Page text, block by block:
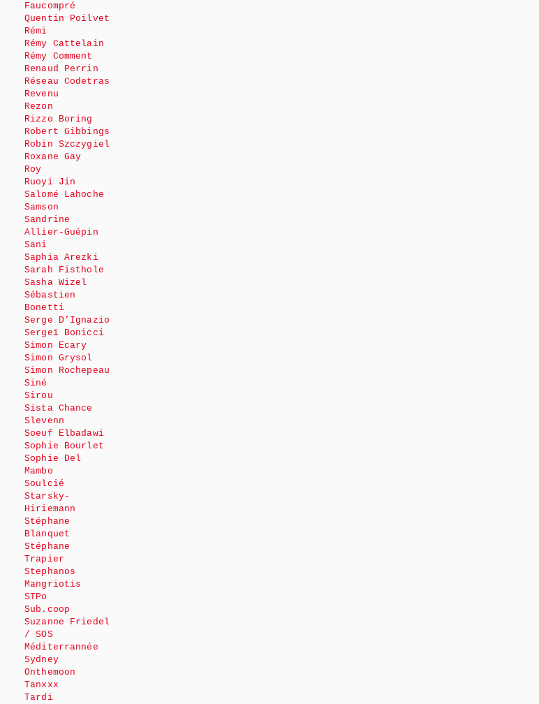
Faucompré
Quentin Poilvet
Rémi
Rémy Cattelain
Rémy Comment
Renaud Perrin
Réseau Codetras
Revenu
Rezon
Rizzo Boring
Robert Gibbings
Robin Szczygiel
Roxane Gay
Roy
Ruoyi Jin
Salomé Lahoche
Samson
Sandrine
Allier-Guépin
Sani
Saphia Arezki
Sarah Fisthole
Sasha Wizel
Sébastien
Bonetti
Serge D’Ignazio
Sergeï Bonicci
Simon Ecary
Simon Grysol
Simon Rochepeau
Siné
Sirou
Sista Chance
Slevenn
Soeuf Elbadawi
Sophie Bourlet
Sophie Del
Mambo
Soulcié
Starsky-
Hiriemann
Stéphane
Blanquet
Stéphane
Trapier
Stephanos
Mangriotis
STPo
Sub.coop
Suzanne Friedel
/ SOS
Méditerrannée
Sydney
Onthemoon
Tanxxx
Tardi